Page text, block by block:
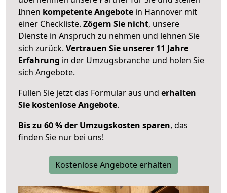
Ihnen kompetente Angebote in Hannover mit
einer Checkliste. Zögern Sie nicht, unsere
Dienste in Anspruch zu nehmen und lehnen Sie
sich zurück. Vertrauen Sie unserer 11 Jahre
Erfahrung in der Umzugsbranche und holen Sie
sich Angebote.
Füllen Sie jetzt das Formular aus und erhalten
Sie kostenlose Angebote.
Bis zu 60 % der Umzugskosten sparen, das
finden Sie nur bei uns!
Kostenlose Angebote erhalten